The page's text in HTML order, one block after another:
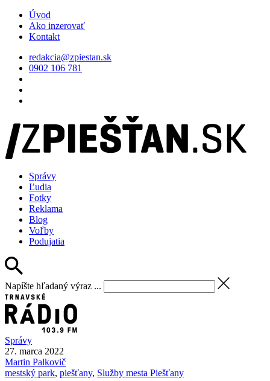
Úvod
Ako inzerovať
Kontakt
redakcia@zpiestan.sk
0902 106 781
Správy
Ľudia
Fotky
Reklama
Blog
Voľby
Podujatia
Napíšte hľadaný výraz ...
Správy
27. marca 2022
Martin Palkovič
mestský park, piešťany, Služby mesta Piešťany